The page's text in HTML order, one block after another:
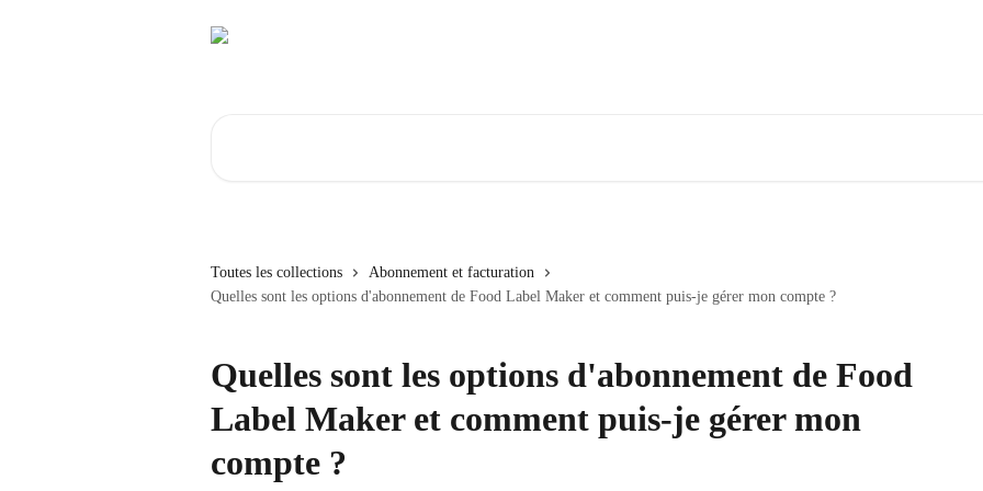
Toutes les collections
Abonnement et facturation
Quelles sont les options d'abonnement de Food Label Maker et comment puis-je gérer mon compte ?
Quelles sont les options d'abonnement de Food
Label Maker et comment puis-je gérer mon
compte ?